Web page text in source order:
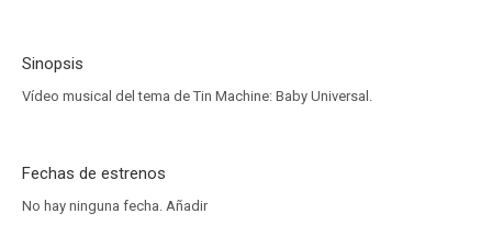
Sinopsis
Vídeo musical del tema de Tin Machine: Baby Universal.
Fechas de estrenos
No hay ninguna fecha. Añadir